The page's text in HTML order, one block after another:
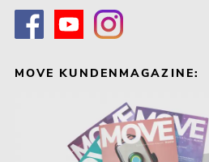
MOVE KUNDENMAGAZINE: